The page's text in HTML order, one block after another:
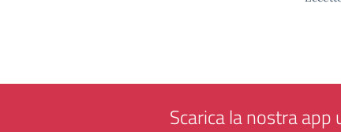
Scarica la nostra app